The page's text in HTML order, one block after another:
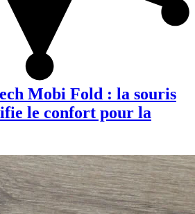
Mobi Fold : la souris
le confort pour la